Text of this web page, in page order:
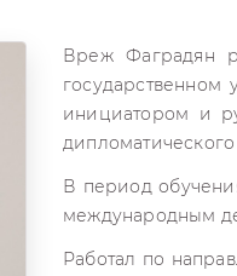
Вреж Фаградян
инициатором и
В период
международным
Работал по